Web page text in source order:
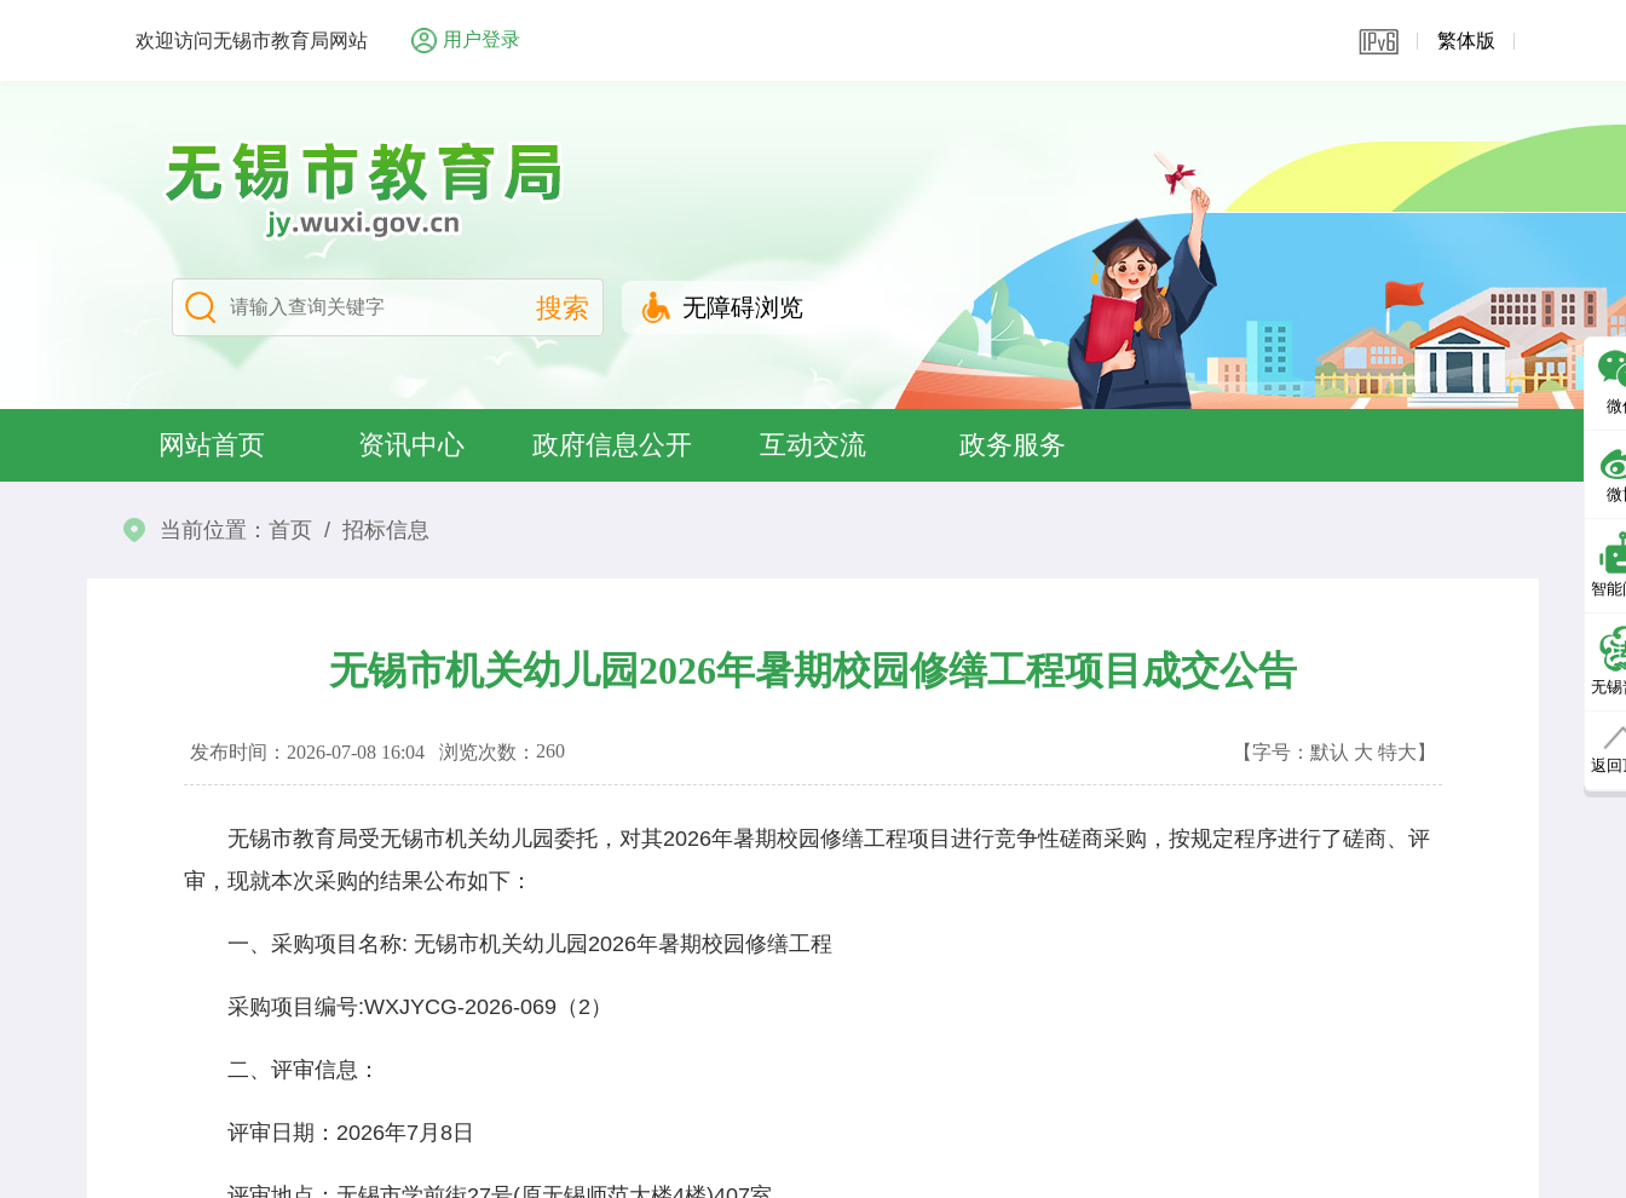
欢迎访问无锡市教育局网站 用户登录 繁体版
无障碍浏览
网站首页 资讯中心 政府信息公开 互动交流 政务服务
当前位置： 首页 / 招标信息
无锡市机关幼儿园2026年暑期校园修缮工程项目成交公告
发布时间：2026-07-08 16:04 浏览次数： 260 【字号： 默认 大 特大 】
无锡市教育局受无锡市机关幼儿园委托，对其2026年暑期校园修缮工程项目进行竞争性磋商采购，按规定程序进行了磋商、评
审，现就本次采购的结果公布如下：
一、采购项目名称: 无锡市机关幼儿园2026年暑期校园修缮工程
采购项目编号:WXJYCG-2026-069（2）
二、评审信息：
评审日期：2026年7月8日
微
微
智能
无锡
返回